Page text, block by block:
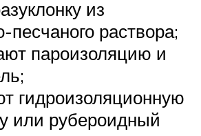
из
песчаного раствора;
пароизоляцию и
гидроизоляционную
или рубероидный